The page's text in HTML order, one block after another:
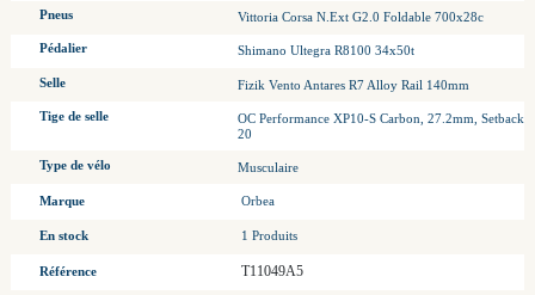
Pneus Vittoria Corsa N.Ext G2.0 Foldable 700x28c
Pédalier Shimano Ultegra R8100 34x50t
Selle Fizik Vento Antares R7 Alloy Rail 140mm
Tige de selle
OC Performance XP10-S Carbon, 27.2mm, Setback
20
Type de vélo Musculaire
Marque Orbea
En stock 1 Produits
Référence T11049A5